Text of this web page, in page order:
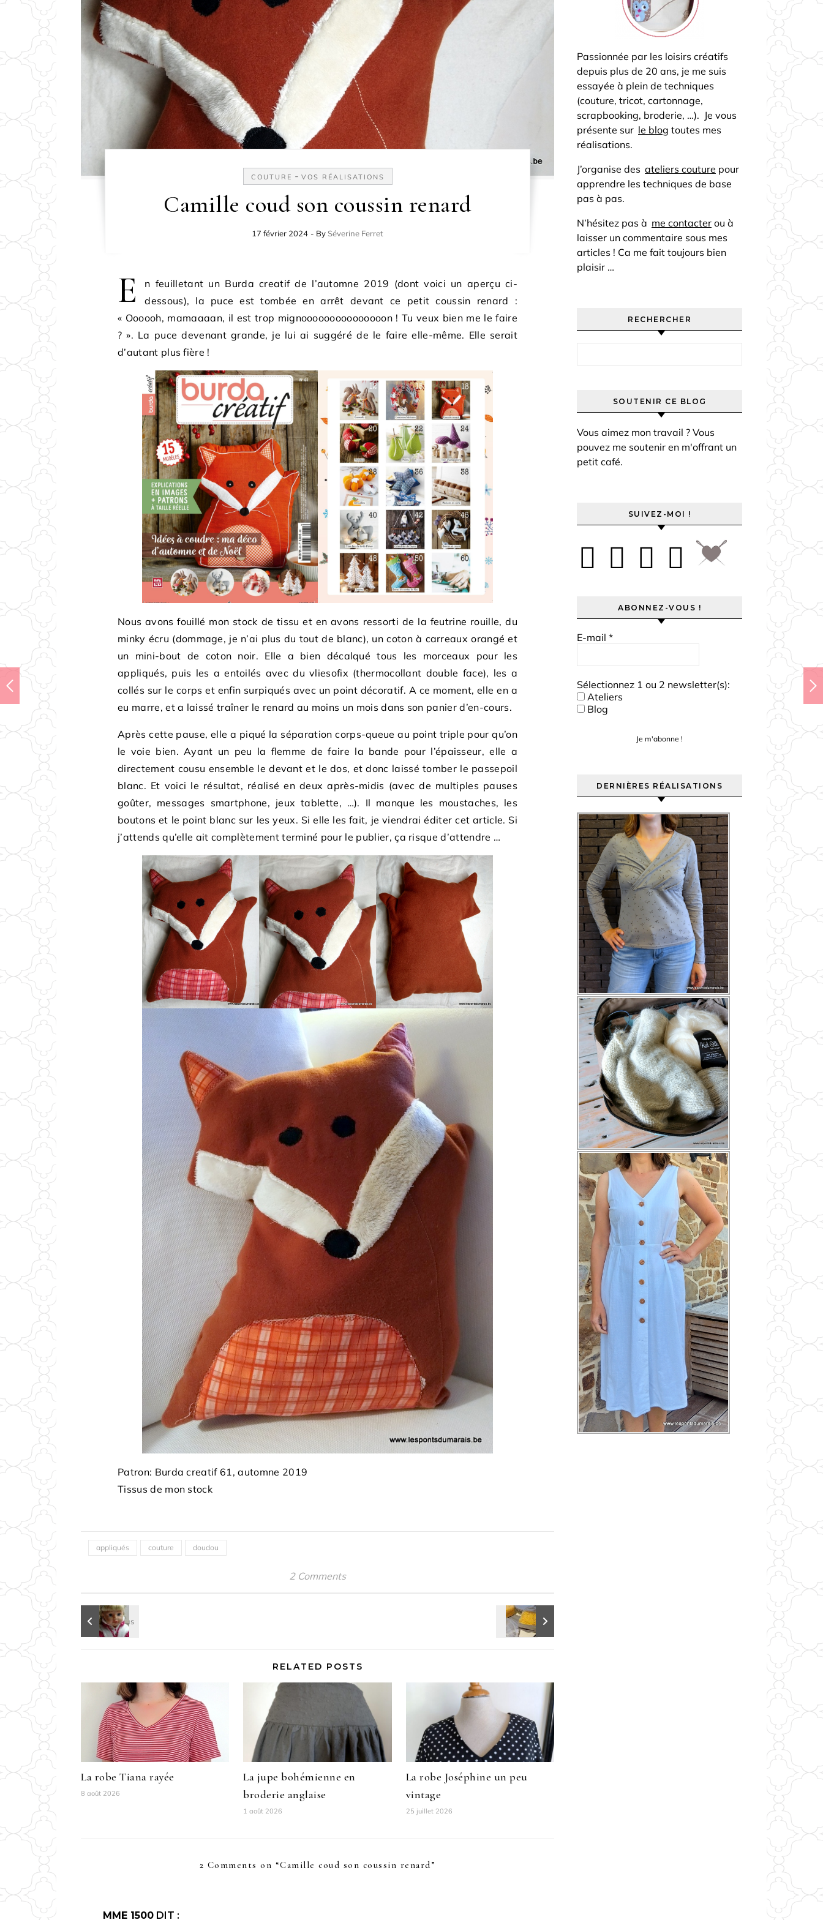
COUTURE - VOS RÉALISATIONS
Camille coud son coussin renard
17 février 2024 - By Séverine Ferret
E
n feuilletant un Burda creatif de l’automne 2019 (dont voici un aperçu ci-
dessous), la puce est tombée en arrêt devant ce petit coussin renard :
« Oooooh, mamaaaan, il est trop mignooooooooooooooon ! Tu veux bien me le faire
? ». La puce devenant grande, je lui ai suggéré de le faire elle-même. Elle serait
d’autant plus fière !
Nous avons fouillé mon stock de tissu et en avons ressorti de la feutrine rouille, du
minky écru (dommage, je n’ai plus du tout de blanc), un coton à carreaux orangé et
un mini-bout de coton noir. Elle a bien décalqué tous les morceaux pour les
appliqués, puis les a entoilés avec du vliesofix (thermocollant double face), les a
collés sur le corps et enfin surpiqués avec un point décoratif. A ce moment, elle en a
eu marre, et a laissé traîner le renard au moins un mois dans son panier d’en-cours.
Après cette pause, elle a piqué la séparation corps-queue au point triple pour qu’on
le voie bien. Ayant un peu la flemme de faire la bande pour l’épaisseur, elle a
directement cousu ensemble le devant et le dos, et donc laissé tomber le passepoil
blanc. Et voici le résultat, réalisé en deux après-midis (avec de multiples pauses
goûter, messages smartphone, jeux tablette, …). Il manque les moustaches, les
boutons et le point blanc sur les yeux. Si elle les fait, je viendrai éditer cet article. Si
j’attends qu’elle ait complètement terminé pour le publier, ça risque d’attendre …
Patron: Burda creatif 61, automne 2019
Tissus de mon stock
appliqués couture doudou
2 Comments
RELATED POSTS
La robe Tiana rayée
8 août 2026
La jupe bohémienne en
broderie anglaise
1 août 2026
La robe Joséphine un peu
vintage
25 juillet 2026
2 Comments on “Camille coud son coussin renard”
MME 1500 DIT :
Passionnée par les loisirs créatifs
depuis plus de 20 ans, je me suis
essayée à plein de techniques
(couture, tricot, cartonnage,
scrapbooking, broderie, …). Je vous
présente sur le blog toutes mes
réalisations.
J’organise des ateliers couture pour
apprendre les techniques de base
pas à pas.
N’hésitez pas à me contacter ou à
laisser un commentaire sous mes
articles ! Ca me fait toujours bien
plaisir …
RECHERCHER
SOUTENIR CE BLOG
Vous aimez mon travail ? Vous
pouvez me soutenir en m'offrant un
petit café.
SUIVEZ-MOI !
ABONNEZ-VOUS !
E-mail *
Sélectionnez 1 ou 2 newsletter(s):
Ateliers
Blog
DERNIÈRES RÉALISATIONS